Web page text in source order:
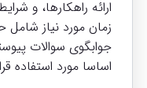
ارائه راهکارها، و
زمان مورد نیاز
جوابگوی سوالات
اساسا مورد استفاده